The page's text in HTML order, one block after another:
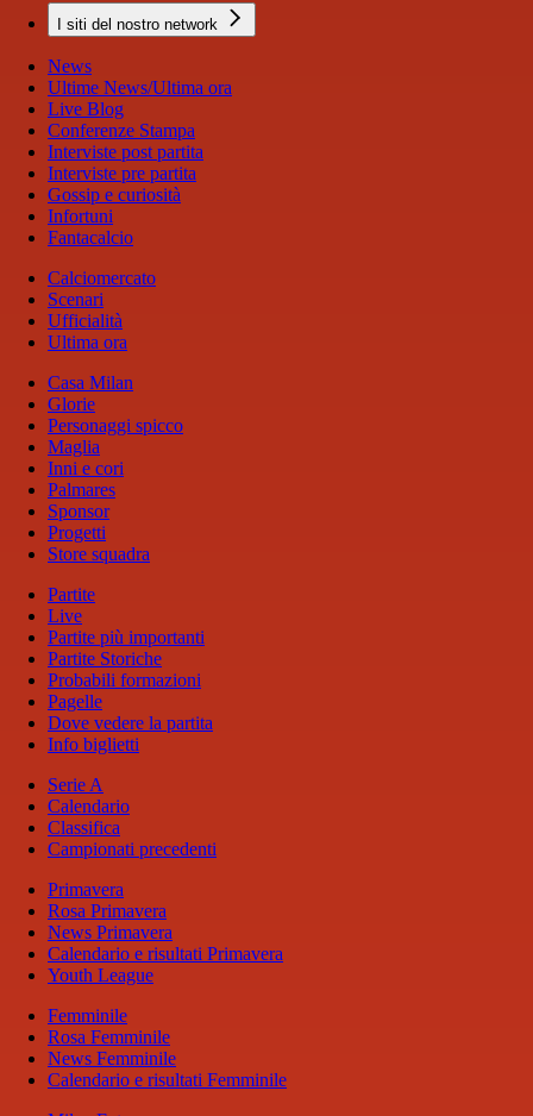
I siti del nostro network
News
Ultime News/Ultima ora
Live Blog
Conferenze Stampa
Interviste post partita
Interviste pre partita
Gossip e curiosità
Infortuni
Fantacalcio
Calciomercato
Scenari
Ufficialità
Ultima ora
Casa Milan
Glorie
Personaggi spicco
Maglia
Inni e cori
Palmares
Sponsor
Progetti
Store squadra
Partite
Live
Partite più importanti
Partite Storiche
Probabili formazioni
Pagelle
Dove vedere la partita
Info biglietti
Serie A
Calendario
Classifica
Campionati precedenti
Primavera
Rosa Primavera
News Primavera
Calendario e risultati Primavera
Youth League
Femminile
Rosa Femminile
News Femminile
Calendario e risultati Femminile